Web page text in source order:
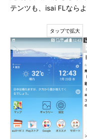
テンツも、isai FLなら